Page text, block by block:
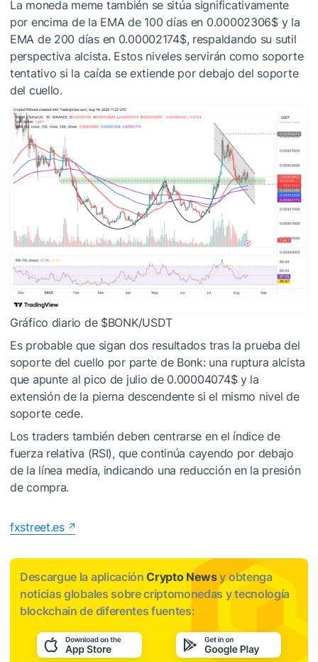
La moneda meme también se sitúa significativamente
por encima de la EMA de 100 días en 0.00002306$ y la
EMA de 200 días en 0.00002174$, respaldando su sutil
perspectiva alcista. Estos niveles servirán como soporte
tentativo si la caída se extiende por debajo del soporte
del cuello.
Gráfico diario de $BONK/USDT
Es probable que sigan dos resultados tras la prueba del
soporte del cuello por parte de Bonk: una ruptura alcista
que apunte al pico de julio de 0.00004074$ y la
extensión de la pierna descendente si el mismo nivel de
soporte cede.
Los traders también deben centrarse en el índice de
fuerza relativa (RSI), que continúa cayendo por debajo
de la línea media, indicando una reducción en la presión
de compra.
fxstreet.es
Descargue la aplicaciónCrypto Newsy obtenga
noticias globales sobre criptomonedas y tecnología
blockchain de diferentes fuentes: